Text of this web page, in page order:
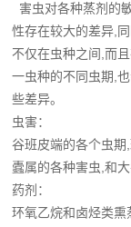
害虫对各种蒸剂的
性存在较大的差异,同
不仅在虫种之间,而
一虫种的不同虫期,
些差异。
虫害：
谷班皮端的各个虫期
蠹属的各种害虫,和
药剂：
环氧乙烷和卤烃类熏